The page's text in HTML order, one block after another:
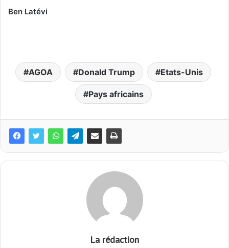
Ben Latévi
AGOA Donald Trump Etats-Unis
Pays africains
La rédaction